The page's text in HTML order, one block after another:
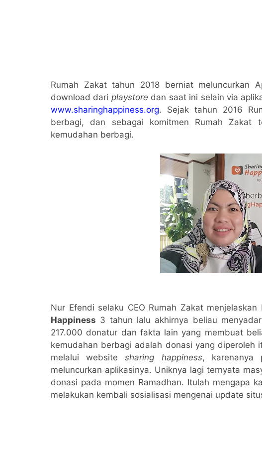
Rumah Zakat tahun 2018 berniat meluncurkan
download dari playstore dan saat ini selain via
www.sharinghappiness.org. Sejak tahun 2016
berbagi, dan sebagai komitmen Rumah Zakat
kemudahan berbagi.
Nur Efendi selaku CEO Rumah Zakat
Happiness 3 tahun lalu akhirnya beliau
217.000 donatur dan fakta lain yang membuat
kemudahan berbagi adalah donasi yang diperoleh
melalui websitesharing happiness, karenanya
meluncurkan aplikasinya. Uniknya lagi ternyata
donasi pada momen Ramadhan. Itulah mengapa
melakukan kembali sosialisasi mengenai update